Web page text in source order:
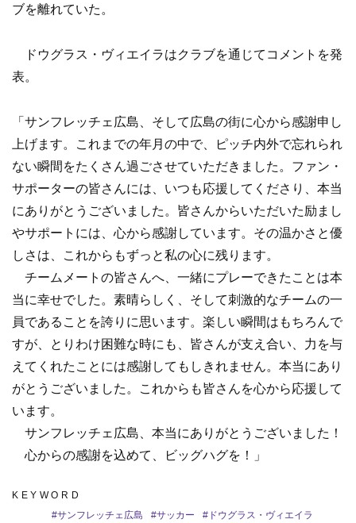
ブを離れていた。
ドウグラス・ヴィエイラはクラブを通じてコメントを発
表。
「サンフレッチェ広島、そして広島の街に心から感謝申し
上げます。これまでの年月の中で、ピッチ内外で忘れられ
ない瞬間をたくさん過ごさせていただきました。ファン・
サポーターの皆さんには、いつも応援してくださり、本当
にありがとうございました。皆さんからいただいた励まし
やサポートには、心から感謝しています。その温かさと優
しさは、これからもずっと私の心に残ります。
チームメートの皆さんへ、一緒にプレーできたことは本
当に幸せでした。素晴らしく、そして刺激的なチームの一
員であることを誇りに思います。楽しい瞬間はもちろんで
すが、とりわけ困難な時にも、皆さんが支え合い、力を与
えてくれたことには感謝してもしきれません。本当にあり
がとうございました。これからも皆さんを心から応援して
います。
サンフレッチェ広島、本当にありがとうございました！
心からの感謝を込めて、ビッグハグを！」
KEYWORD
#サンフレッチェ広島 #サッカー #ドウグラス・ヴィエイラ